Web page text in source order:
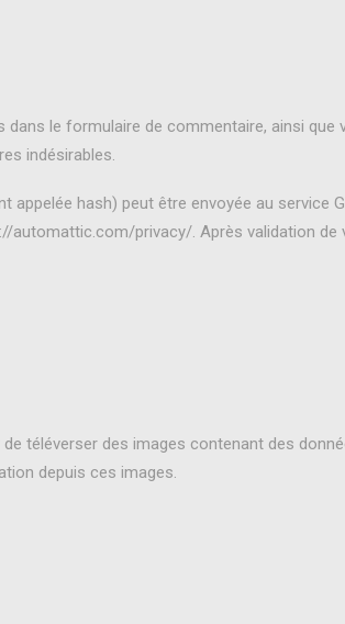
le formulaire de commentaire, ainsi que
indésirables.
hash) peut être envoyée au service
automattic.com/privacy/. Après validation
téléverser des images contenant des
depuis ces images.